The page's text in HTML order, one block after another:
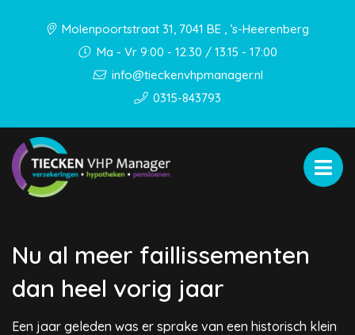
Molenpoortstraat 31, 7041 BE , ’s-Heerenberg
Ma - Vr 9:00 - 12.30 / 13.15 - 17:00
info@tieckenvhpmanager.nl
0315-843793
Nu al meer faillissementen
dan heel vorig jaar
Een jaar geleden was er sprake van een historisch klein